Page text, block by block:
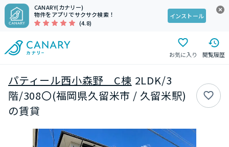
CANARY(カナリー)
物件をアプリでサクサク検索！
(4.8)
インストール
お気に入り 閲覧履歴
パティール西小森野 C棟 2LDK/3
階/308〇(福岡県久留米市 / 久留米駅)
の賃貸